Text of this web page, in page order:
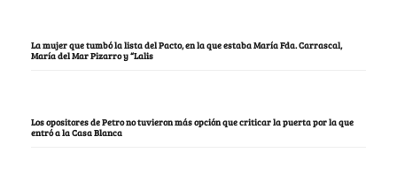
La mujer que tumbó la lista del Pacto, en la que estaba María Fda. Carrascal,
María del Mar Pizarro y “Lalis
Los opositores de Petro no tuvieron más opción que criticar la puerta por la que
entró a la Casa Blanca